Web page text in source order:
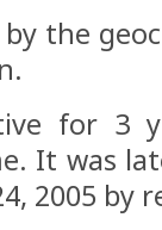
the
for 3
It was
2005 by